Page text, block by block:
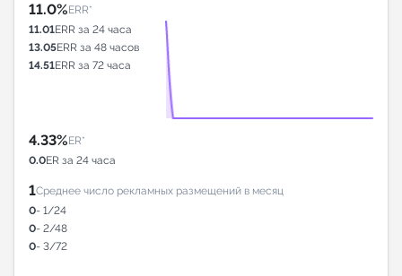
11.0%ERR*
11.01ERR за 24 часа
13.05ERR за 48 часов
14.51ERR за 72 часа
4.33%ER*
0.0ER за 24 часа
1Среднее число рекламных размещений в месяц
0- 1/24
0- 2/48
0- 3/72